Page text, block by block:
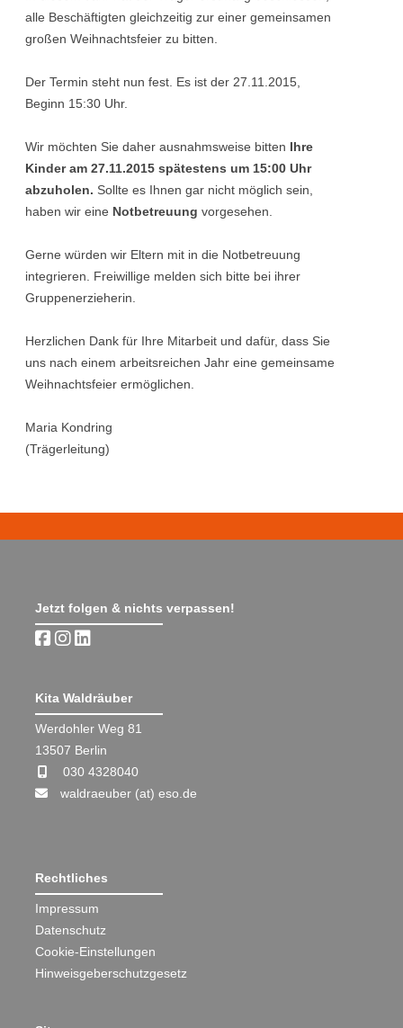
alle Beschäftigten gleichzeitig zur einer gemeinsamen
großen Weihnachtsfeier zu bitten.
Der Termin steht nun fest. Es ist der 27.11.2015,
Beginn 15:30 Uhr.
Wir möchten Sie daher ausnahmsweise bitten Ihre
Kinder am 27.11.2015 spätestens um 15:00 Uhr
abzuholen. Sollte es Ihnen gar nicht möglich sein,
haben wir eine Notbetreuung vorgesehen.
Gerne würden wir Eltern mit in die Notbetreuung
integrieren. Freiwillige melden sich bitte bei ihrer
Gruppenerzieherin.
Herzlichen Dank für Ihre Mitarbeit und dafür, dass Sie
uns nach einem arbeitsreichen Jahr eine gemeinsame
Weihnachtsfeier ermöglichen.
Maria Kondring
(Trägerleitung)
Jetzt folgen & nichts verpassen!
Kita Waldräuber
Werdohler Weg 81
13507 Berlin
030 4328040
waldraeuber (at) eso.de
Rechtliches
Impressum
Datenschutz
Cookie-Einstellungen
Hinweisgeberschutzgesetz